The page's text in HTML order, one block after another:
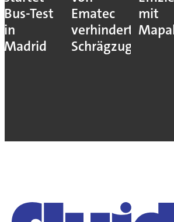
Bus-Test
in
Madrid
Ematec
verhindert
Schrägzug
mit